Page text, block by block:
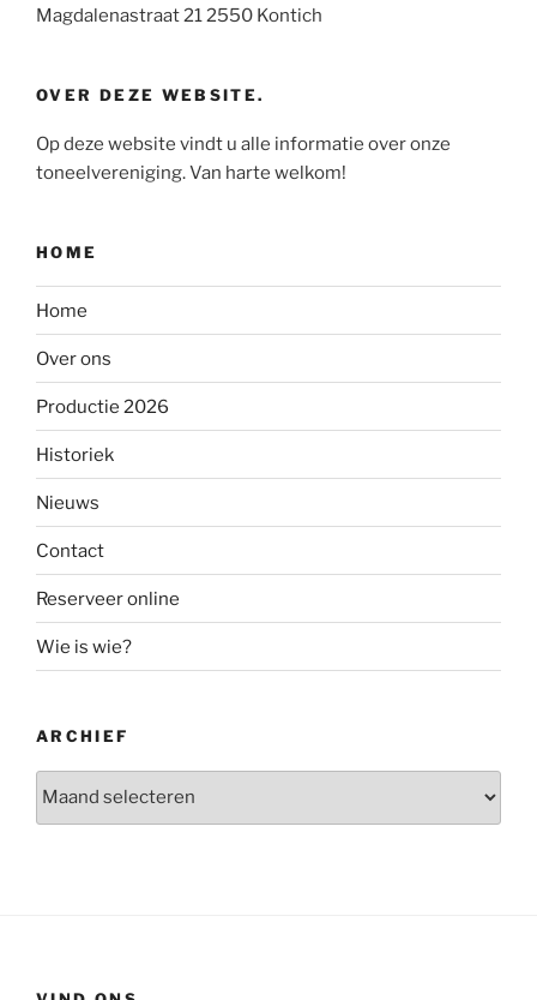
Magdalenastraat 21 2550 Kontich
OVER DEZE WEBSITE.
Op deze website vindt u alle informatie over onze
toneelvereniging. Van harte welkom!
HOME
Home
Over ons
Productie 2026
Historiek
Nieuws
Contact
Reserveer online
Wie is wie?
ARCHIEF